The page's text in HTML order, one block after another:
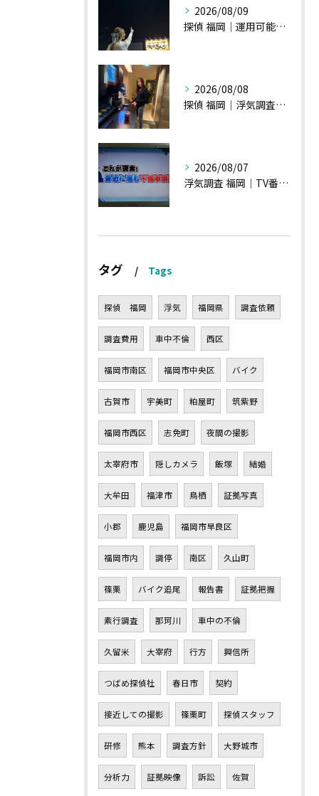
2026/08/09
探偵 福岡｜運用可能な報告書②
2026/08/08
探偵 福岡｜浮気調査、諸状況、そして雑談へ
2026/08/07
浮気調査 福岡｜TV番組15分間の特集の時のお話①
タグ Tags
探偵 福岡 浮気 福岡県 調査依頼
調査費用 車中不倫 西区
福岡市南区 福岡市中央区 バイク
古賀市 宇美町 粕屋町 筑紫野
福岡市西区 志免町 夜間の撮影
太宰府市 隠しカメラ 飯塚 結婚
大牟田 福津市 鳥栖 証拠写真
小郡 鹿児島 福岡市早良区
福岡市内 調停 南区 久山町
篠栗 バイク追尾 報告書 証拠把握
素行調査 那珂川 車中の不倫
久留米 大宰府 行方 興信所
つばめ探偵社 春日市 契約
接近しての撮影 篠栗町 探偵スタッフ
研修 熊本 調査方針 大野城市
分析力 証拠映像 訴訟 佐賀